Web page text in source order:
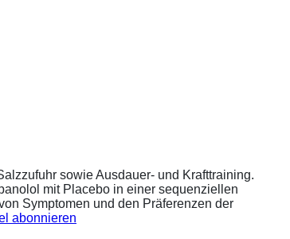
sowie Ausdauer- und Krafttraining.
mit Placebo in einer sequenziellen
Symptomen und den Präferenzen der
abonnieren